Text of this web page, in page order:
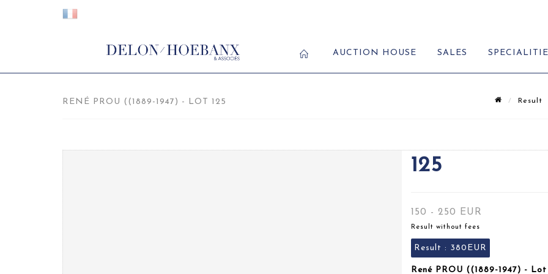
AUCTION HOUSE SALES
RENÉ PROU ((1889-1947) - LOT 125 Result
125
150 - 250 EUR
Result without fees
Result : 380EUR
René PROU ((1889-1947) - Lot